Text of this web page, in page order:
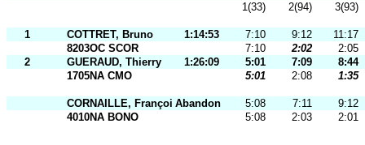
1(33)
2(94) 3(93)
1 COTTRET, Bruno 1:14:53 7:10 9:12
11:17
8203OC SCOR
7:10 2:02
2:05
2
GUERAUD, Thierry 1:26:09 5:01 7:09
8:44
1705NA CMO
5:01 2:08 1:35
CORNAILLE, FrançoisAbandon 5:08 7:11
9:12
4010NA BONO
5:08 2:03 2:01